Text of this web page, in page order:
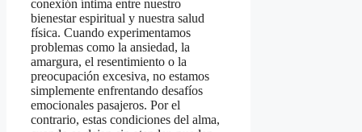
conexión íntima entre nuestro
bienestar espiritual y nuestra salud
física. Cuando experimentamos
problemas como la ansiedad, la
amargura, el resentimiento o la
preocupación excesiva, no estamos
simplemente enfrentando desafíos
emocionales pasajeros. Por el
contrario, estas condiciones del alma,